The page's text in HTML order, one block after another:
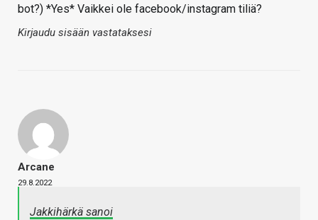
bot?) *Yes* Vaikkei ole facebook/instagram tiliä?
Kirjaudu sisään vastataksesi
Arcane
29.8.2022
Jakkihärkä sanoi